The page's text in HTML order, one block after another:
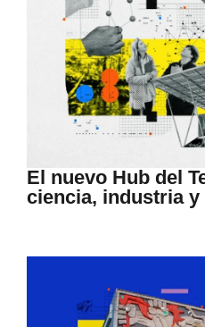
El nuevo Hub del
ciencia, industria